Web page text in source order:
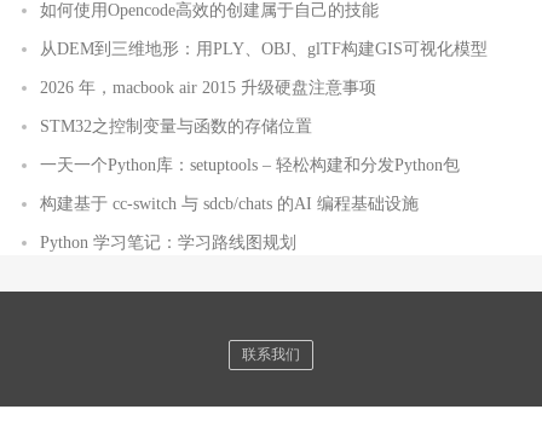
如何使用Opencode高效的创建属于自己的技能
从DEM到三维地形：用PLY、OBJ、glTF构建GIS可视化模型
2026 年，macbook air 2015 升级硬盘注意事项
STM32之控制变量与函数的存储位置
一天一个Python库：setuptools – 轻松构建和分发Python包
构建基于 cc-switch 与 sdcb/chats 的AI 编程基础设施
Python 学习笔记：学习路线图规划
联系我们